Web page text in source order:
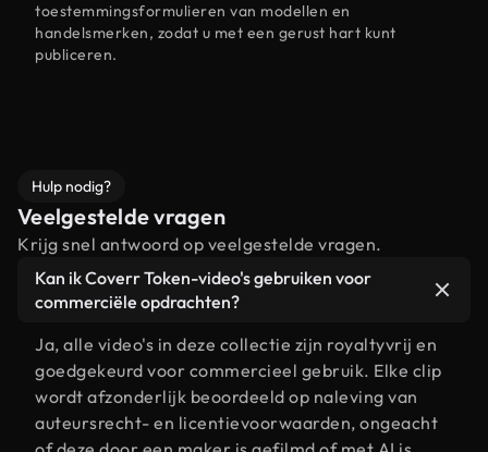
toestemmingsformulieren van modellen en
handelsmerken, zodat u met een gerust hart kunt
publiceren.
Hulp nodig?
Veelgestelde vragen
Krijg snel antwoord op veelgestelde vragen.
Kan ik Coverr Token-video's gebruiken voor
commerciële opdrachten?
Ja, alle video's in deze collectie zijn royaltyvrij en
goedgekeurd voor commercieel gebruik. Elke clip
wordt afzonderlijk beoordeeld op naleving van
auteursrecht- en licentievoorwaarden, ongeacht